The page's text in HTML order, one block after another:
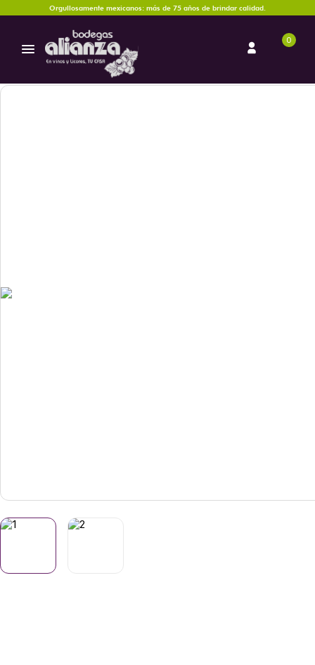
Orgullosamente mexicanos: más de 75 años de brindar calidad.
0